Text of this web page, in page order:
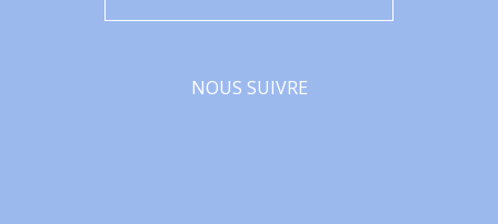
NOUS SUIVRE